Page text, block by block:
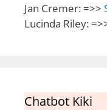
Jan Cremer: =>>
Lucinda Riley:
Chatbot Kiki